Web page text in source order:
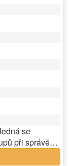
se
při správě…